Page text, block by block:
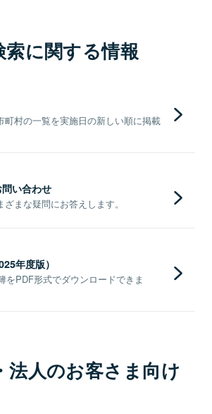
索に関する情報
町村の一覧を実施日の新しい順に掲載
い合わせ
まな疑問にお答えします。
年度版）
をPDF形式でダウンロードできま
法人のお客さま向け